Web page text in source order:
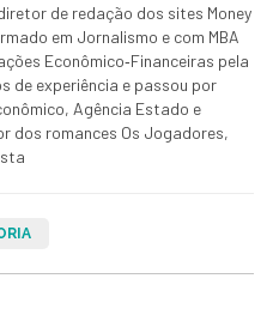
de redação dos sites Money
em Jornalismo e com MBA
Econômico‑Financeiras pela
de experiência e passou por
Agência Estado e
dos romances Os Jogadores,